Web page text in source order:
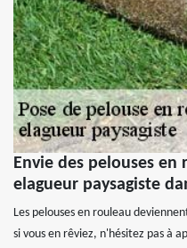
Envie des pelouses en
elagueur paysagiste
Les pelouses en rouleau
si vous en rêviez, n'hésitez pas à